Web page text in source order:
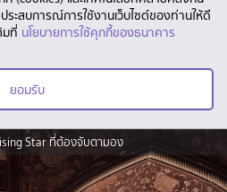
ระสบการณ์การใช้งานเว็บไซต์ของท่านให้ดี
มที่ นโยบายการใช้คุกกี้ของธนาคาร
ยอมรับ
Star ที่ต้องจับตามอง